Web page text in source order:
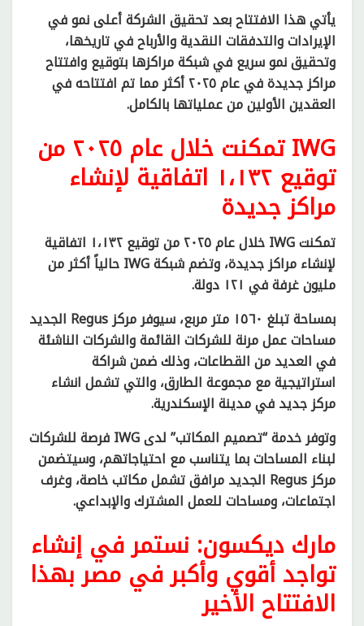
يأتي هذا الافتتاح بعد تحقيق الشركة أعلى نمو في
الإيرادات والتدفقات النقدية والأرباح في تاريخها،
وتحقيق نمو سريع في شبكة مراكزها بتوقيع وافتتاح
مراكز جديدة في عام ٢٠٢٥ أكثر مما تم افتتاحه في
العقدين الأولين من عملياتها بالكامل.
IWG تمكنت خلال عام ٢٠٢٥ من
توقيع ١،١٣٢ اتفاقية لإنشاء
مراكز جديدة
تمكنت IWG خلال عام ٢٠٢٥ من توقيع ١،١٣٢ اتفاقية
لإنشاء مراكز جديدة، وتضم شبكة IWG حالياً أكثر من
مليون غرفة في ١٢١ دولة.
بمساحة تبلغ ١٥٦٠ متر مربع، سيوفر مركز Regus الجديد
مساحات عمل مرنة للشركات القائمة والشركات الناشئة
في العديد من القطاعات، وذلك ضمن شراكة
استراتيجية مع مجموعة الطارق، والتي تشمل انشاء
مركز جديد في مدينة الإسكندرية.
وتوفر خدمة “تصميم المكاتب” لدى IWG فرصة للشركات
لبناء المساحات بما يتناسب مع احتياجاتهم، وسيتضمن
مركز Regus الجديد مرافق تشمل مكاتب خاصة، وغرف
اجتماعات، ومساحات للعمل المشترك والإبداعي.
مارك ديكسون: نستمر في إنشاء
تواجد أقوي وأكبر في مصر بهذا
الافتتاح الأخير